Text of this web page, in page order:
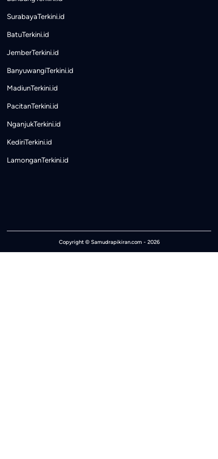
SurabayaTerkini.id
BatuTerkini.id
JemberTerkini.id
BanyuwangiTerkini.id
MadiunTerkini.id
PacitanTerkini.id
NganjukTerkini.id
KediriTerkini.id
LamonganTerkini.id
Copyright © Samudrapikiran.com - 2026